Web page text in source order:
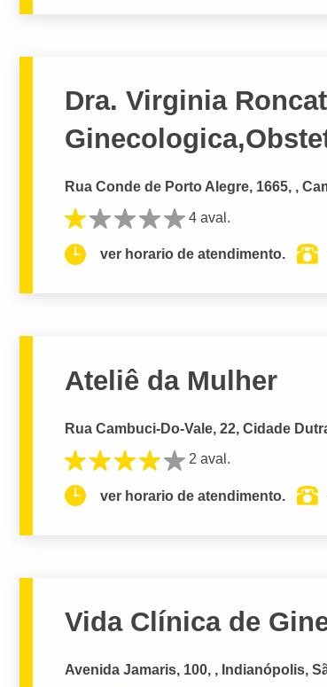
Dra. Virginia
Rua Conde de Porto Alegre, 1665, ,
4 aval.
ver horario de atendimento.
Ateliê da Mulher
Rua Cambuci-Do-Vale, 22, Cidade
2 aval.
ver horario de atendimento.
Vida Clínica de
Avenida Jamaris, 100, , Indianópolis,